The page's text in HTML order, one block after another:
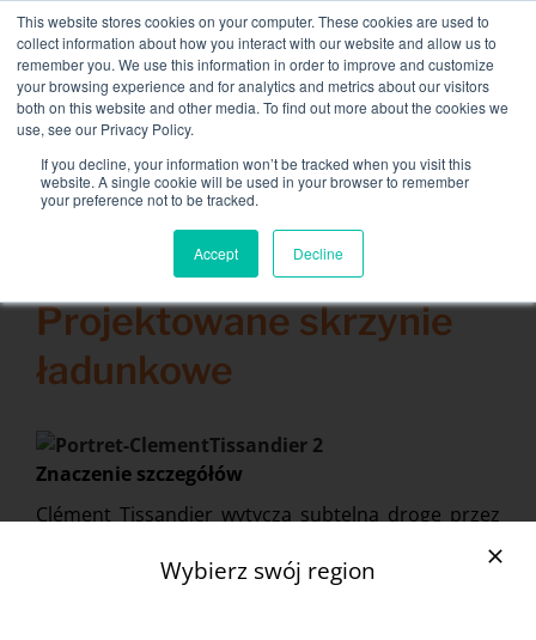
This website stores cookies on your computer. These cookies are used to
collect information about how you interact with our website and allow us to
remember you. We use this information in order to improve and customize
your browsing experience and for analytics and metrics about our visitors
both on this website and other media. To find out more about the cookies we
use, see our Privacy Policy.
If you decline, your information won’t be tracked when you visit this
website. A single cookie will be used in your browser to remember
your preference not to be tracked.
Accept Decline
content
NEW FLEET: Dostępne banki mocy 3,5 MW / MVA,
więcej informacji tutaj.
KONTAKT
Toggle
Usługi powiązane
Secteurs et solutions
Firma
Zasoby
Kalendarz
Search
for:
Projektowane skrzynie
ładunkowe
Znaczenie szczegółów
Clément Tissandier wytycza subtelną drogę przez
wzornictwo przemysłowe. Jego podejście łączy
prostotę odpowiedzi z funkcjonalną skutecznością
Wybierz swój region